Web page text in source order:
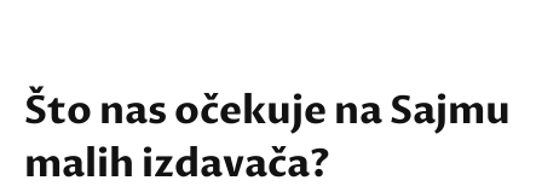
Što nas očekuje na Sajmu
malih izdavača?